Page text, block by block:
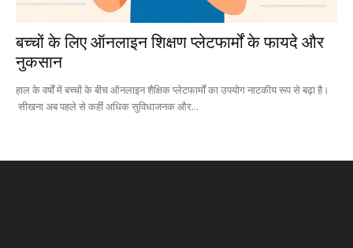
बच्चों के लिए ऑनलाइन शिक्षण प्लेटफार्मों के फायदे और
नुकसान
हाल के वर्षों में बच्चों के बीच ऑनलाइन शैक्षिक प्लेटफार्मों का उपयोग नाटकीय रूप से बढ़ा है।
सीखना अब पहले से कहीं अधिक सुविधाजनक और...